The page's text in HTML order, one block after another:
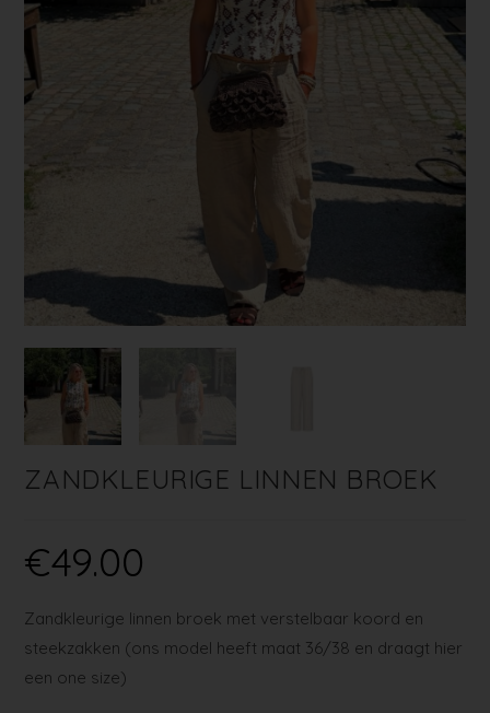
ZANDKLEURIGE LINNEN BROEK
€49.00
Zandkleurige linnen broek met verstelbaar koord en
steekzakken (ons model heeft maat 36/38 en draagt hier
een one size)